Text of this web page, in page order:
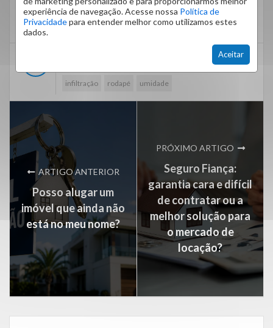
experiência de navegação. Acesse nossa Política de
Privacidadepara entender melhor como utilizamos estes
dados.
Aceitar
Via:Fiber Sals
dicas
infiltração rodapé umidade
ARTIGO ANTERIOR
Posso alugar um
imóvel que ainda não
está no meu nome?
PRÓXIMO ARTIGO
Seguro Fiança:
garantia cara e difícil
de contratar ou a
melhor solução para
o mercado de
locação?